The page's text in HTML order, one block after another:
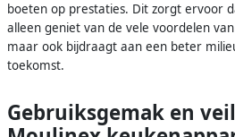
boeten op prestaties. Dit zorgt ervoor
alleen geniet van de vele voordelen
maar ook bijdraagt aan een beter
toekomst.
Gebruiksgemak en